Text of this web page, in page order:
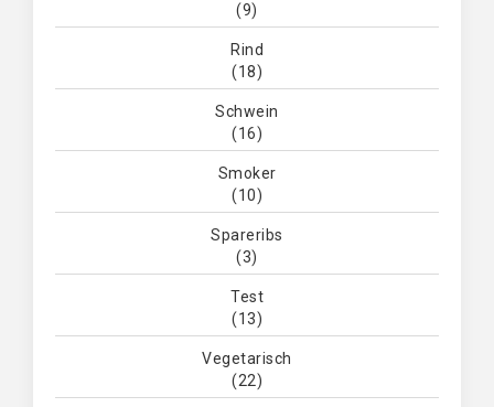
(9)
Rind
(18)
Schwein
(16)
Smoker
(10)
Spareribs
(3)
Test
(13)
Vegetarisch
(22)